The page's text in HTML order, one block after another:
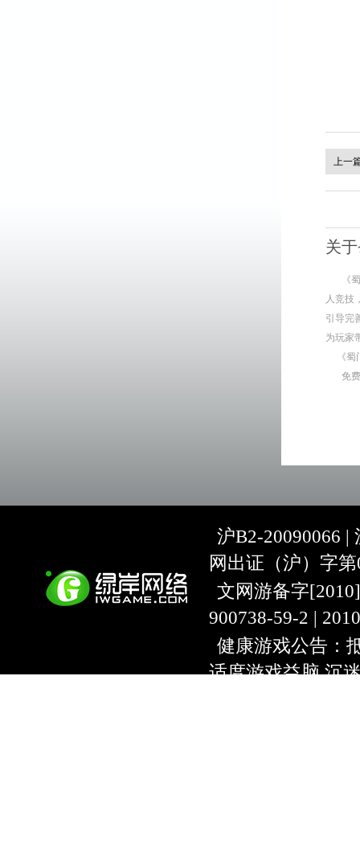
上一
关
《
人竞技
引导完
为玩家
《
免
沪B2-20090066 |
网出证（沪）字
文网游备字
900738-59-2 |
健康游戏公告：
适度游戏益脑 沉